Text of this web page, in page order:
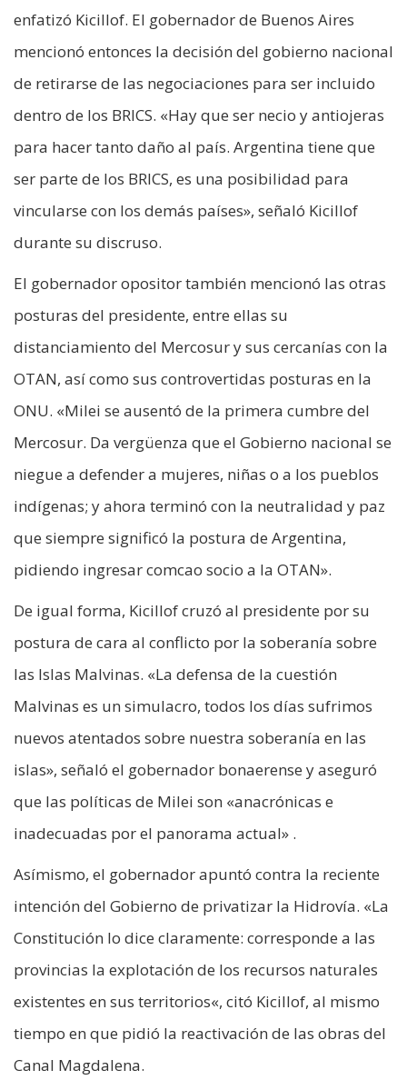
enfatizó Kicillof. El gobernador de Buenos Aires
mencionó entonces la decisión del gobierno nacional
de retirarse de las negociaciones para ser incluido
dentro de los BRICS. «Hay que ser necio y antiojeras
para hacer tanto daño al país. Argentina tiene que
ser parte de los BRICS, es una posibilidad para
vincularse con los demás países», señaló Kicillof
durante su discruso.
El gobernador opositor también mencionó las otras
posturas del presidente, entre ellas su
distanciamiento del Mercosur y sus cercanías con la
OTAN, así como sus controvertidas posturas en la
ONU. «Milei se ausentó de la primera cumbre del
Mercosur. Da vergüenza que el Gobierno nacional se
niegue a defender a mujeres, niñas o a los pueblos
indígenas; y ahora terminó con la neutralidad y paz
que siempre significó la postura de Argentina,
pidiendo ingresar comcao socio a la OTAN».
De igual forma, Kicillof cruzó al presidente por su
postura de cara al conflicto por la soberanía sobre
las Islas Malvinas. «La defensa de la cuestión
Malvinas es un simulacro, todos los días sufrimos
nuevos atentados sobre nuestra soberanía en las
islas», señaló el gobernador bonaerense y aseguró
que las políticas de Milei son «anacrónicas e
inadecuadas por el panorama actual» .
Asímismo, el gobernador apuntó contra la reciente
intención del Gobierno de privatizar la Hidrovía. «La
Constitución lo dice claramente: corresponde a las
provincias la explotación de los recursos naturales
existentes en sus territorios«, citó Kicillof, al mismo
tiempo en que pidió la reactivación de las obras del
Canal Magdalena.